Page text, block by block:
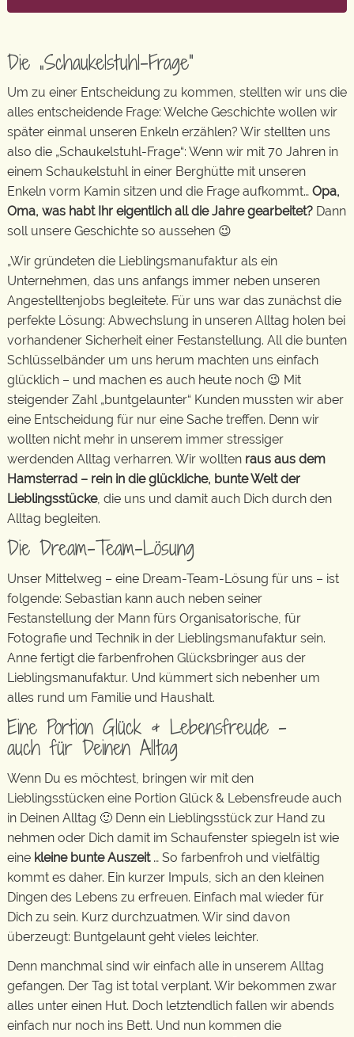
Die „Schaukelstuhl-Frage“
Um zu einer Entscheidung zu kommen, stellten wir uns die
alles entscheidende Frage: Welche Geschichte wollen wir
später einmal unseren Enkeln erzählen? Wir stellten uns
also die „Schaukelstuhl-Frage“: Wenn wir mit 70 Jahren in
einem Schaukelstuhl in einer Berghütte mit unseren
Enkeln vorm Kamin sitzen und die Frage aufkommt… Opa,
Oma, was habt Ihr eigentlich all die Jahre gearbeitet? Dann
soll unsere Geschichte so aussehen 😉
„Wir gründeten die Lieblingsmanufaktur als ein
Unternehmen, das uns anfangs immer neben unseren
Angestelltenjobs begleitete. Für uns war das zunächst die
perfekte Lösung: Abwechslung in unseren Alltag holen bei
vorhandener Sicherheit einer Festanstellung. All die bunten
Schlüsselbänder um uns herum machten uns einfach
glücklich – und machen es auch heute noch 😉 Mit
steigender Zahl „buntgelaunter“ Kunden mussten wir aber
eine Entscheidung für nur eine Sache treffen. Denn wir
wollten nicht mehr in unserem immer stressiger
werdenden Alltag verharren. Wir wollten raus aus dem
Hamsterrad – rein in die glückliche, bunte Welt der
Lieblingsstücke, die uns und damit auch Dich durch den
Alltag begleiten.
Die Dream-Team-Lösung
Unser Mittelweg – eine Dream-Team-Lösung für uns – ist
folgende: Sebastian kann auch neben seiner
Festanstellung der Mann fürs Organisatorische, für
Fotografie und Technik in der Lieblingsmanufaktur sein.
Anne fertigt die farbenfrohen Glücksbringer aus der
Lieblingsmanufaktur. Und kümmert sich nebenher um
alles rund um Familie und Haushalt.
Eine Portion Glück & Lebensfreude –
auch für Deinen Alltag
Wenn Du es möchtest, bringen wir mit den
Lieblingsstücken eine Portion Glück & Lebensfreude auch
in Deinen Alltag 🙂 Denn ein Lieblingsstück zur Hand zu
nehmen oder Dich damit im Schaufenster spiegeln ist wie
eine kleine bunte Auszeit … So farbenfroh und vielfältig
kommt es daher. Ein kurzer Impuls, sich an den kleinen
Dingen des Lebens zu erfreuen. Einfach mal wieder für
Dich zu sein. Kurz durchzuatmen. Wir sind davon
überzeugt: Buntgelaunt geht vieles leichter.
Denn manchmal sind wir einfach alle in unserem Alltag
gefangen. Der Tag ist total verplant. Wir bekommen zwar
alles unter einen Hut. Doch letztendlich fallen wir abends
einfach nur noch ins Bett. Und nun kommen die